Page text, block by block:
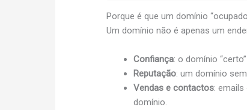
Porque é que um domínio
Um domínio não é apenas um
Confiança: o domínio
Reputação: um domínio
Vendas e contactos:
domínio.